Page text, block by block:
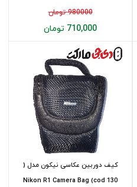
980000 تومان
710,000 تومان
کیف دوربین عکاسی نیکون مدل (
Nikon R1 Camera Bag (cod 130